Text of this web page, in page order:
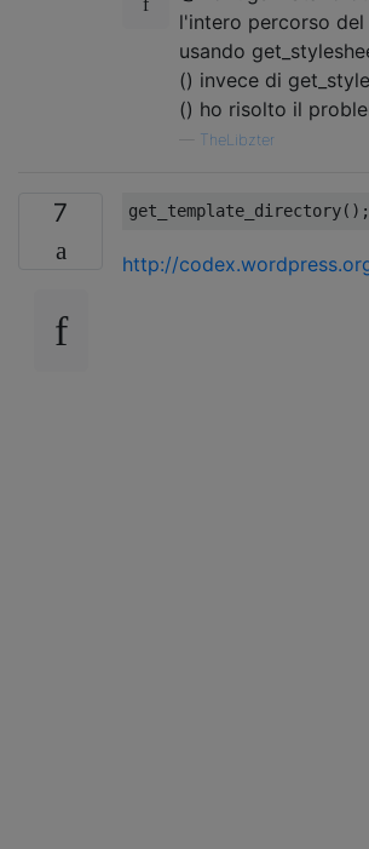
l'intero percorso del
usando
() invece di
() ho risolto il
TheLibzter
7 get_template_directory();
http://